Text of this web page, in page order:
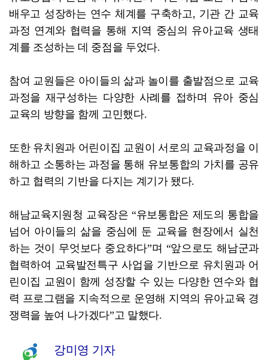
배우고 성장하는 연수 체계를 구축하고, 기관 간 교육
과정 연계와 협력을 통해 지역 중심의 유아교육 생태
계를 조성하는 데 중점을 두었다.
참여 교원들은 아이들의 삶과 놀이를 출발점으로 교육
과정을 재구성하는 다양한 사례를 접하며 유아 중심
교육의 방향을 함께 고민했다.
또한 유치원과 어린이집 교원이 서로의 교육과정을 이
해하고 소통하는 과정을 통해 유보통합의 가치를 공유
하고 협력의 기반을 다지는 계기가 됐다.
해남교육지원청 교육장은 “유보통합은 제도의 통합을
넘어 아이들의 삶을 중심에 둔 교육을 현장에서 실천
하는 것이 무엇보다 중요하다”며 “앞으로도 해남군과
협력하여 교육발전특구 사업을 기반으로 유치원과 어
린이집 교원이 함께 성장할 수 있는 다양한 연수와 협
력 프로그램을 지속적으로 운영해 지역의 유아교육 경
쟁력을 높여 나가겠다”고 말했다.
강미영 기자